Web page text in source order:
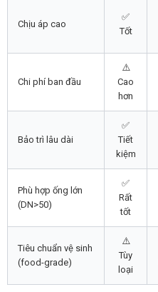
Chịu áp cao
✅
Tốt
Chi phí ban đầu
⚠️
Cao
hơn
Bảo trì lâu dài
✅
Tiết
kiệm
Phù hợp ống lớn
(DN>50)
✅
Rất
tốt
Tiêu chuẩn vệ sinh
(food-grade)
⚠️
Tùy
loại